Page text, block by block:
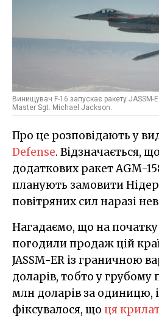
Винищувач F-16 запускає ракету JASSM-
Master Sgt. Michael Jackson.
Про це розповідають у
Defense. Відзначається,
додаткових ракет AGM-
планують замовити
повітряних сил наразі
Нагадаємо, що на
погодили продаж цій
JASSM-ER із граничною
доларів, тобто у грубому
млн доларів за одиницю,
фіксувалося, що ця